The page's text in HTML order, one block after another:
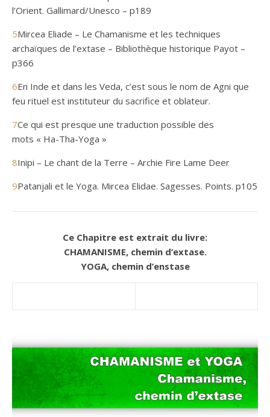
l’Orient. Gallimard/Unesco – p189
5Mircea Eliade – Le Chamanisme et les techniques
archaïques de l’extase – Bibliothèque historique Payot –
p366
6En Inde et dans les Veda, c’est sous le nom de Agni que
feu rituel est instituteur du sacrifice et oblateur.
7Ce qui est presque une traduction possible des
mots « Ha-Tha-Yoga »
8Inipi – Le chant de la Terre – Archie Fire Lame Deer
9Patanjali et le Yoga. Mircea Elidae. Sagesses. Points. p105
Ce Chapitre est extrait du livre:
CHAMANISME, chemin d’extase.
YOGA, chemin d’enstase